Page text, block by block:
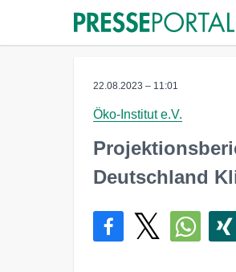
22.08.2023 – 11:01
Öko-Institut e.V.
Deutschland